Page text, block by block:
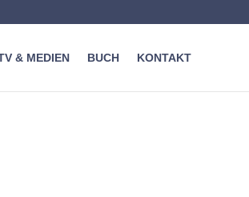
& MEDIEN BUCH KONTAKT